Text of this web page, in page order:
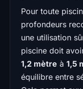
Pour toute
profondeurs
une utilisation
piscine doit
1,2 mètre à 1,5
équilibre entre